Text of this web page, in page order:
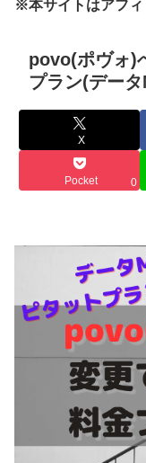
※本サイトはアフィ
povo(ポヴォ)
プラン(デー
X
Pocket 0